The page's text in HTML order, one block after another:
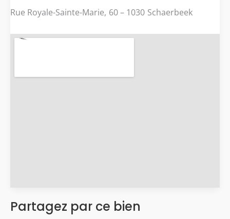
Rue Royale-Sainte-Marie, 60– 1030 Schaerbeek
Partagez par ce bien